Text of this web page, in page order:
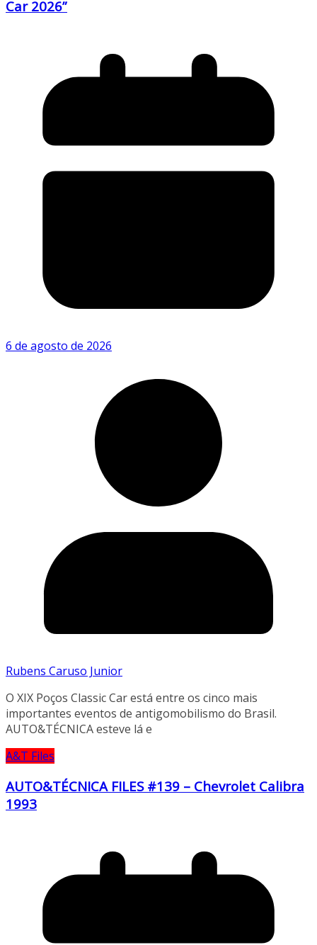
Car 2026”
6 de agosto de 2026
Rubens Caruso Junior
O XIX Poços Classic Car está entre os cinco mais
importantes eventos de antigomobilismo do Brasil.
AUTO&TÉCNICA esteve lá e
A&T Files
AUTO&TÉCNICA FILES #139 – Chevrolet Calibra
1993